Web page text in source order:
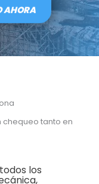
AHORA
chequeo tanto en
los